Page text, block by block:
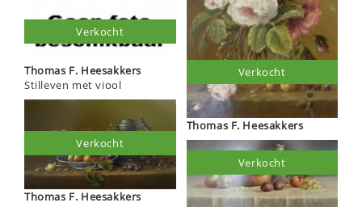
Thomas F. Heesakkers
Stilleven met viool
Verkocht
Thomas F. Heesakkers
Verkocht
Thomas F. Heesakkers
Verkocht
Verkocht